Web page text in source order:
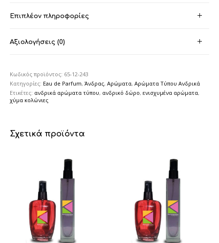
Επιπλέον πληροφορίες
Αξιολογήσεις (0)
Κωδικός προϊόντος: 65-12-243
Κατηγορίες: Eau de Parfum,Άνδρας,Αρώματα,Αρώματα Τύπου Ανδρικά
Ετικέτες: ανδρικά αρώματα τύπου, ανδρικό δώρο,ενισχυμένα αρώματα,
χύμα κολώνιες
Σχετικά προϊόντα